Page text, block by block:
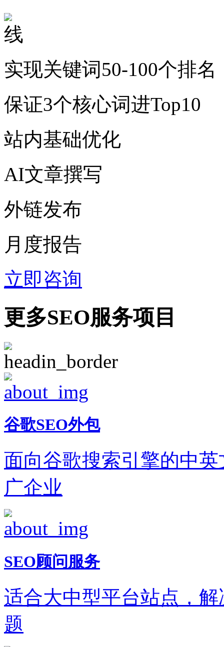
实现关键词50-100个排名
保证3个核心词进Top10
站内基础优化
AI文章撰写
外链发布
月度报告
立即咨询
更多SEO服务项目
谷歌SEO外包
面向谷歌搜索引擎的中
广企业
SEO顾问服务
适合大中型平台站点，
题